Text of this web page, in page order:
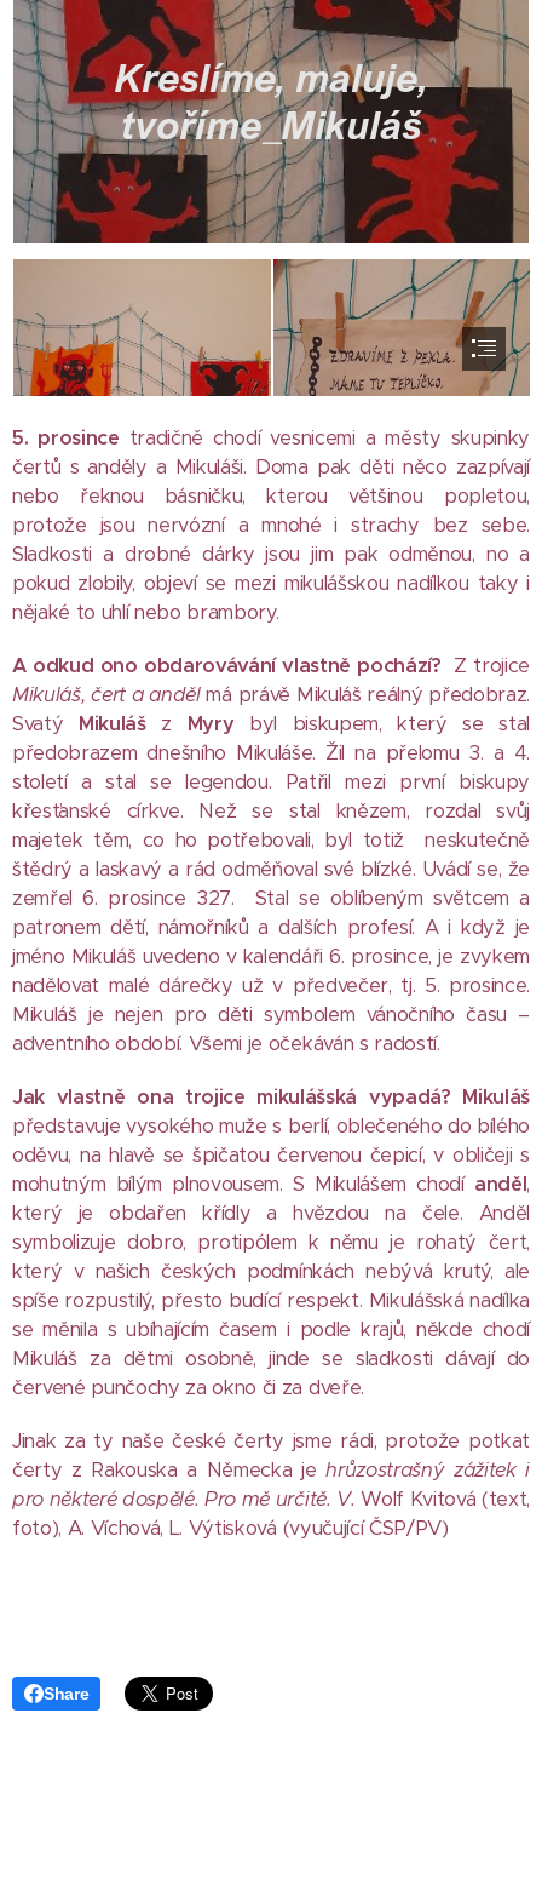
5. prosince tradičně chodí vesnicemi a městy skupinky
čertů s anděly a Mikuláši. Doma pak děti něco zazpívají
nebo řeknou básničku, kterou většinou popletou,
protože jsou nervózní a mnohé i strachy bez sebe.
Sladkosti a drobné dárky jsou jim pak odměnou, no a
pokud zlobily, objeví se mezi mikulášskou nadílkou taky i
nějaké to uhlí nebo brambory.
A odkud ono obdarovávání vlastně pochází? Z trojice
Mikuláš, čert a andělmá právě Mikuláš reálný předobraz.
Svatý Mikulášz Myrybyl biskupem, který se stal
předobrazem dnešního Mikuláše. Žil na přelomu 3. a 4.
století a stal se legendou. Patřil mezi první biskupy
křesťanské církve. Než se stal knězem, rozdal svůj
majetek těm, co ho potřebovali, byl totiž neskutečně
štědrý a laskavý a rád odměňoval své blízké. Uvádí se, že
zemřel 6. prosince 327. Stal se oblíbeným světcem a
patronem dětí, námořníků a dalších profesí. A i když je
jméno Mikuláš uvedeno v kalendáři 6. prosince, je zvykem
nadělovat malé dárečky už v předvečer, tj. 5. prosince.
Mikuláš je nejen pro děti symbolem vánočního času –
adventního období. Všemi je očekáván s radostí.
Jak vlastně ona trojice mikulášská vypadá? Mikuláš
představuje vysokého muže s berlí, oblečeného do bílého
oděvu, na hlavě se špičatou červenou čepicí, v obličeji s
mohutným bílým plnovousem. S Mikulášem chodíanděl,
který je obdařen křídly a hvězdou na čele. Anděl
symbolizuje dobro, protipólem k němu je rohatý čert,
který v našich českých podmínkách nebývá krutý, ale
spíše rozpustilý, přesto budící respekt. Mikulášská nadílka
se měnila s ubíhajícím časem i podle krajů, někde chodí
Mikuláš za dětmi osobně, jinde se sladkosti dávají do
červené punčochy za okno či za dveře.
Jinak za ty naše české čerty jsme rádi, protože potkat
čerty z Rakouska a Německa je hrůzostrašný zážitek i
pro některé dospělé. Pro mě určitě. V.Wolf Kvitová (text,
foto), A. Víchová, L. Výtisková (vyučující ČSP/PV)
Share